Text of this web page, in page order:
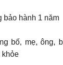
bảo hành 1 năm
bố, mẹ, ông,
khỏe